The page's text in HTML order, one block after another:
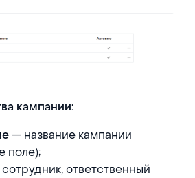
кампании:
— название кампании
поле);
ответственный